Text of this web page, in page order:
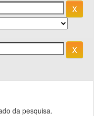
da pesquisa.